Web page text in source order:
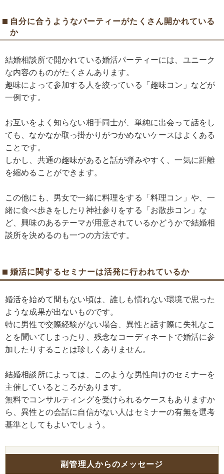
自分に合うようなパーティーがたくさん開かれている
か
結婚相談所で開かれている婚活パーティーには、ユニーク
な内容のものがたくさんあります。
趣味によって参加する人を絞っている「趣味コン」などが
一例です。
お互いをよく知らない相手同士が、単純に出会って話をし
ても、なかなか取っ掛かりがつかめないケースはよくある
ことです。
しかし、共通の趣味があると話が弾みやすく、一気に距離
を縮めることができます。
この他にも、男女で一緒に料理をする「料理コン」や、一
緒に食べ歩きをしたり神社参りをする「お散歩コン」な
ど、興味のあるテーマが用意されているかどうかで結婚相
談所を決めるのも一つの方法です。
婚活に関するセミナーは活発に行われているか
婚活を始めて間もない頃は、誰しも慣れない環境で思った
ような成果が出ないものです。
特に男性で交際経験がない場合、異性と話す際に失礼なこ
とを聞いてしまったり、残念なコーディネートで婚活に参
加したりすることは珍しくありません。
結婚相談所によっては、このような男性向けのセミナーを
主催しているところがあります。
無料でコンサルティングを受けられるケースもありますか
ら、異性との会話に自信がない人はセミナーの有無を選考
基準としてもよいでしょう。
副管理人からのメッセージ